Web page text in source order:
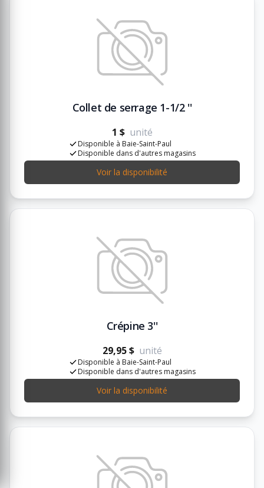
Collet de serrage 1-1/2 ''
1 $ unité
Disponible à Baie-Saint-Paul
Disponible dans d'autres magasins
Voir la disponibilité
Crépine 3''
29,95 $ unité
Disponible à Baie-Saint-Paul
Disponible dans d'autres magasins
Voir la disponibilité